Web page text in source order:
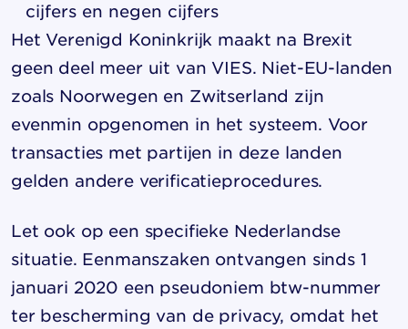
cijfers en negen cijfers
Het Verenigd Koninkrijk maakt na Brexit
geen deel meer uit van VIES. Niet-EU-landen
zoals Noorwegen en Zwitserland zijn
evenmin opgenomen in het systeem. Voor
transacties met partijen in deze landen
gelden andere verificatieprocedures.
Let ook op een specifieke Nederlandse
situatie. Eenmanszaken ontvangen sinds 1
januari 2020 een pseudoniem btw-nummer
ter bescherming van de privacy, omdat het